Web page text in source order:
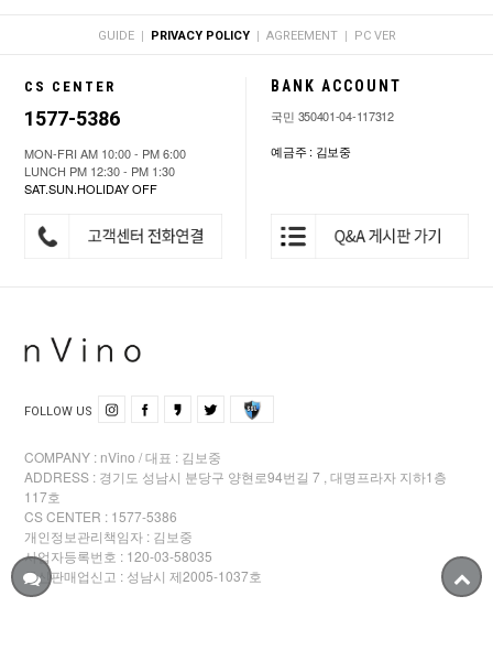
GUIDE | PRIVACY POLICY | AGREEMENT | PC VER
CS CENTER
1577-5386
MON-FRI AM 10:00 - PM 6:00
LUNCH PM 12:30 - PM 1:30
SAT.SUN.HOLIDAY OFF
BANK ACCOUNT
국민 350401-04-117312
예금주 : 김보중
FOLLOW US
COMPANY : nVino / 대표 : 김보중
ADDRESS : 경기도 성남시 분당구 양현로94번길 7 , 대명프라자 지하1층
117호
CS CENTER : 1577-5386
개인정보관리책임자 : 김보중
사업자등록번호 : 120-03-58035
통신판매업신고 : 성남시 제2005-1037호